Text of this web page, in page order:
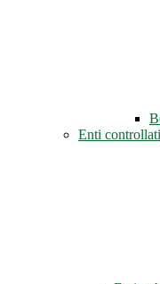
Enti controllati